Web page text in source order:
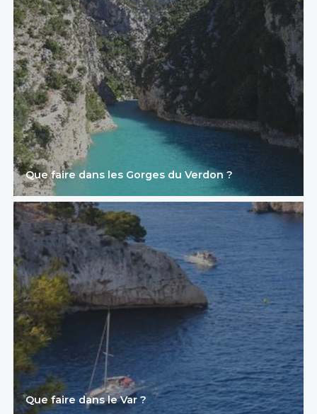
Que faire dans les Gorges du Verdon ?
Que faire dans le Var ?